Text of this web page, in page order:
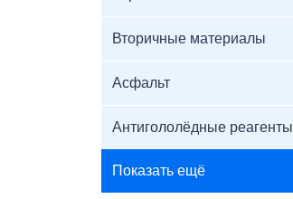
Вторичные материалы
Асфальт
Антигололёдные реагенты
Показать ещё